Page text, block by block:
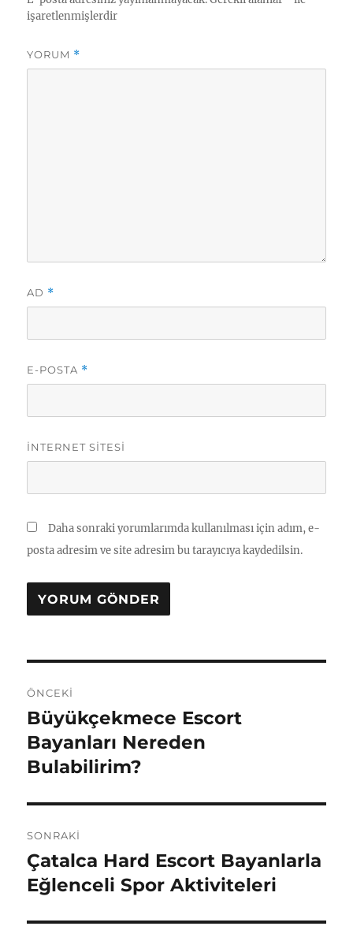
işaretlenmişlerdir
YORUM *
AD *
E-POSTA *
İNTERNET SITESI
Daha sonraki yorumlarımda kullanılması için adım, e-
posta adresim ve site adresim bu tarayıcıya kaydedilsin.
gezinmesi
ÖNCEKI
Önceki
yazı:
Büyükçekmece Escort
Bayanları Nereden
Bulabilirim?
SONRAKI
Sonraki
yazı:
Çatalca Hard Escort Bayanlarla
Eğlenceli Spor Aktiviteleri